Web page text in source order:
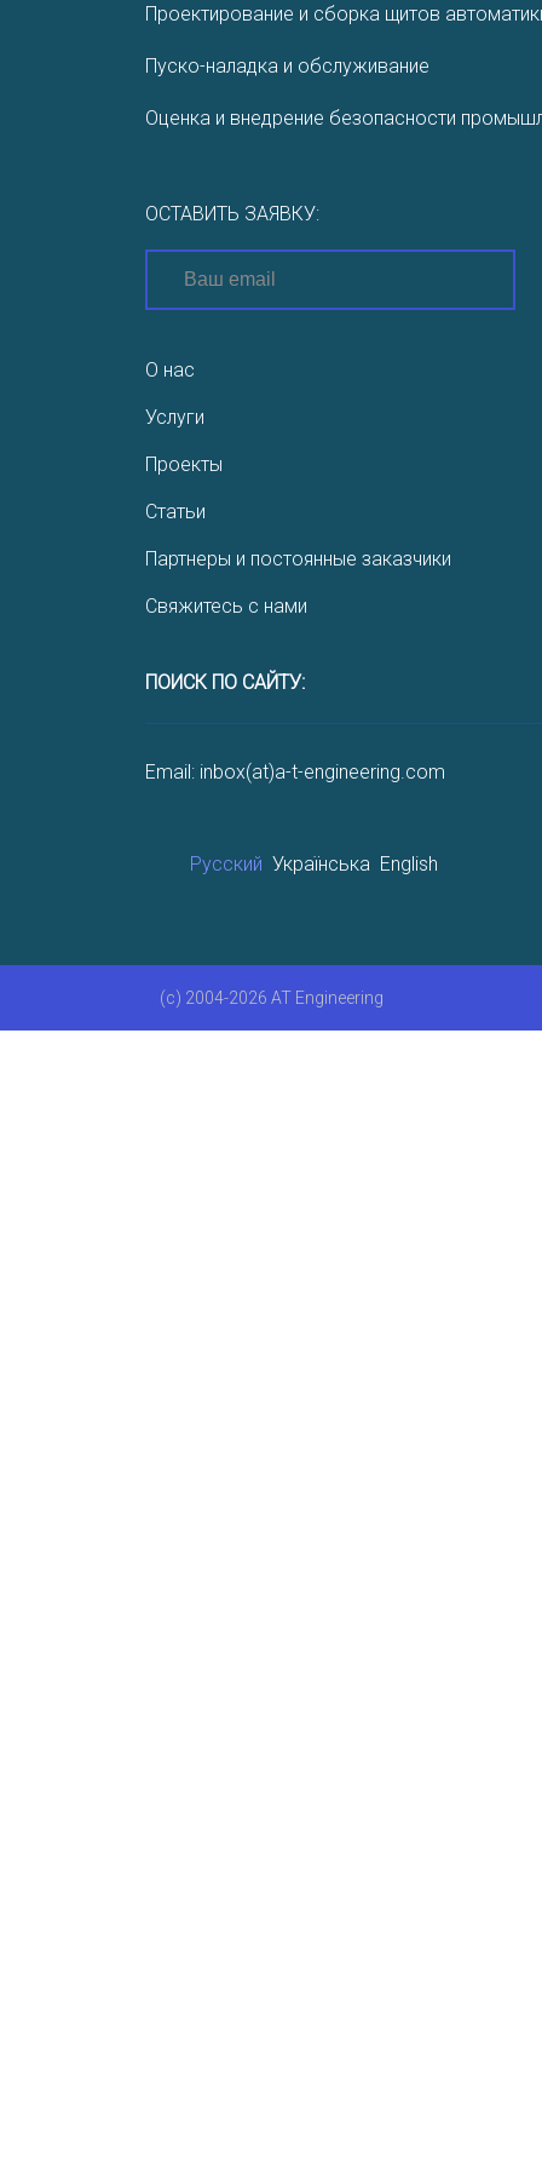
приходится хранить
Проектирование и сборка щитов
Пуско-наладка и обслуживание
Оценка и внедрение безопасности
ОСТАВИТЬ ЗАЯВКУ:
О нас
Услуги
Проекты
Статьи
Партнеры и постоянные заказчики
Свяжитесь с нами
ПОИСК ПО САЙТУ:
Email: inbox(at)a-t-engineering.com
Русский Українська English
(c) 2004-2026 AT Engineering